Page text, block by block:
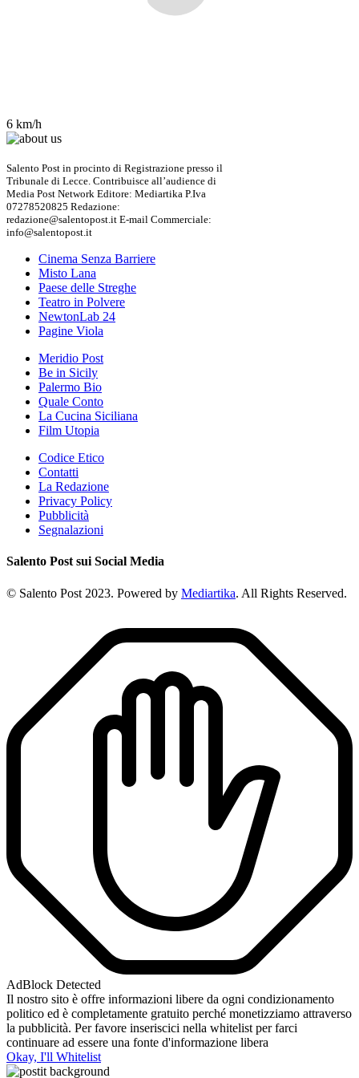
6 km/h
Salento Post in procinto di Registrazione presso il
Tribunale di Lecce. Contribuisce all’audience di
Media Post Network Editore: Mediartika P.Iva
07278520825 Redazione:
redazione@salentopost.it E-mail Commerciale:
info@salentopost.it
Cinema Senza Barriere
Misto Lana
Paese delle Streghe
Teatro in Polvere
NewtonLab 24
Pagine Viola
Meridio Post
Be in Sicily
Palermo Bio
Quale Conto
La Cucina Siciliana
Film Utopia
Codice Etico
Contatti
La Redazione
Privacy Policy
Pubblicità
Segnalazioni
Salento Post sui Social Media
© Salento Post 2023. Powered by Mediartika. All Rights Reserved.
AdBlock Detected
Il nostro sito è offre informazioni libere da ogni condizionamento
politico ed è completamente gratuito perché monetizziamo attraverso
la pubblicità. Per favore inseriscici nella whitelist per farci
continuare ad essere una fonte d'informazione libera
Okay, I'll Whitelist